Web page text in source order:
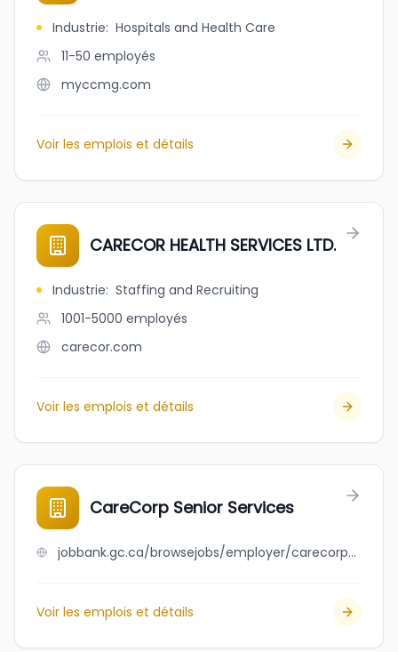
Industrie: Hospitals and Health Care
11-50 employés
myccmg.com
Voir les emplois et détails
CARECOR HEALTH SERVICES LTD.
Industrie: Staffing and Recruiting
1001-5000 employés
carecor.com
Voir les emplois et détails
CareCorp Senior Services
jobbank.gc.ca/browsejobs/employer/carecorp+senior+services/ca
Voir les emplois et détails